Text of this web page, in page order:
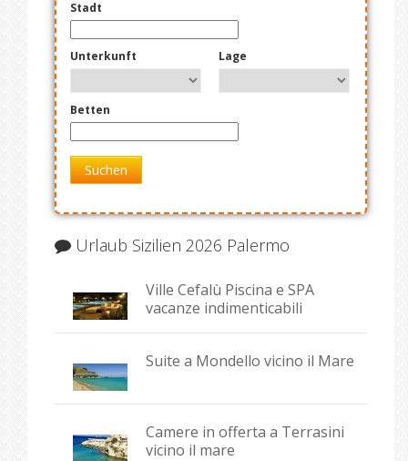
Stadt
Unterkunft Lage
Betten
Suchen
Urlaub Sizilien 2026 Palermo
Ville Cefalù Piscina e SPA
vacanze indimenticabili
Suite a Mondello vicino il Mare
Camere in offerta a Terrasini
vicino il mare